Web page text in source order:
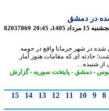
در دمشق
82037869
شهر جرمانا واقع در حومه
ای که مقامات هنوز آمار
...
-دمشق-پایتخت سوریه- گزارش
9
10
11
12
13
14
15